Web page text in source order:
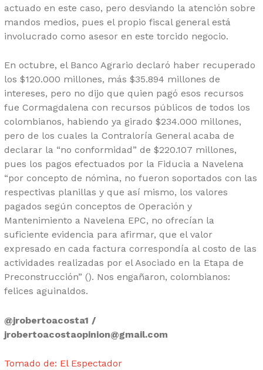
actuado en este caso, pero desviando la atención sobre
mandos medios, pues el propio fiscal general está
involucrado como asesor en este torcido negocio.
En octubre, el Banco Agrario declaró haber recuperado
los $120.000 millones, más $35.894 millones de
intereses, pero no dijo que quien pagó esos recursos
fue Cormagdalena con recursos públicos de todos los
colombianos, habiendo ya girado $234.000 millones,
pero de los cuales la Contraloría General acaba de
declarar la “no conformidad” de $220.107 millones,
pues los pagos efectuados por la Fiducia a Navelena
“por concepto de nómina, no fueron soportados con las
respectivas planillas y que así mismo, los valores
pagados según conceptos de Operación y
Mantenimiento a Navelena EPC, no ofrecían la
suficiente evidencia para afirmar, que el valor
expresado en cada factura correspondía al costo de las
actividades realizadas por el Asociado en la Etapa de
Preconstrucción” (). Nos engañaron, colombianos:
felices aguinaldos.
@jrobertoacosta1 /
jrobertoacostaopinion@gmail.com
Tomado de: El Espectador